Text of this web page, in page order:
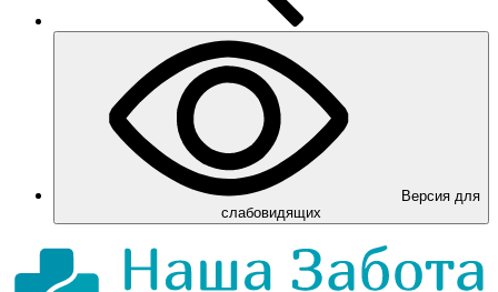
Версия для
слабовидящих